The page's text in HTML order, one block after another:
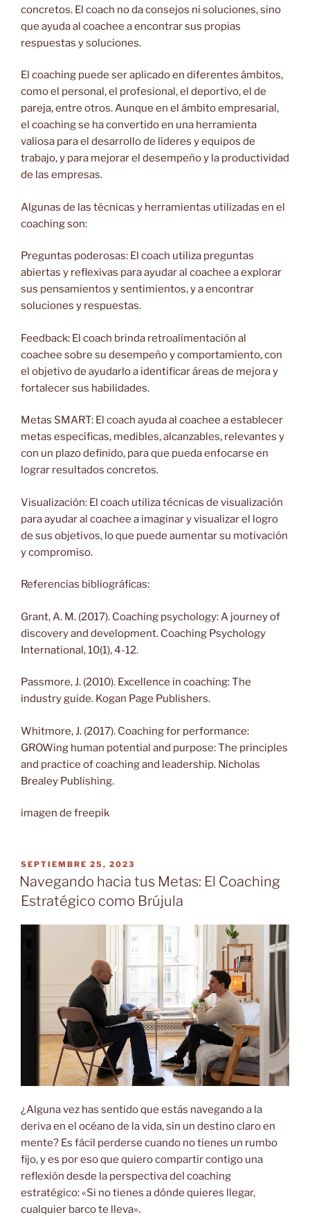
concretos. El coach no da consejos ni soluciones, sino
que ayuda al coachee a encontrar sus propias
respuestas y soluciones.
El coaching puede ser aplicado en diferentes ámbitos,
como el personal, el profesional, el deportivo, el de
pareja, entre otros. Aunque en el ámbito empresarial,
el coaching se ha convertido en una herramienta
valiosa para el desarrollo de líderes y equipos de
trabajo, y para mejorar el desempeño y la productividad
de las empresas.
Algunas de las técnicas y herramientas utilizadas en el
coaching son:
Preguntas poderosas: El coach utiliza preguntas
abiertas y reflexivas para ayudar al coachee a explorar
sus pensamientos y sentimientos, y a encontrar
soluciones y respuestas.
Feedback: El coach brinda retroalimentación al
coachee sobre su desempeño y comportamiento, con
el objetivo de ayudarlo a identificar áreas de mejora y
fortalecer sus habilidades.
Metas SMART: El coach ayuda al coachee a establecer
metas específicas, medibles, alcanzables, relevantes y
con un plazo definido, para que pueda enfocarse en
lograr resultados concretos.
Visualización: El coach utiliza técnicas de visualización
para ayudar al coachee a imaginar y visualizar el logro
de sus objetivos, lo que puede aumentar su motivación
y compromiso.
Referencias bibliográficas:
Grant, A. M. (2017). Coaching psychology: A journey of
discovery and development. Coaching Psychology
International, 10(1), 4-12.
Passmore, J. (2010). Excellence in coaching: The
industry guide. Kogan Page Publishers.
Whitmore, J. (2017). Coaching for performance:
GROWing human potential and purpose: The principles
and practice of coaching and leadership. Nicholas
Brealey Publishing.
imagen de freepik
PUBLICADO
EL
SEPTIEMBRE 25, 2023
Navegando hacia tus Metas: El Coaching
Estratégico como Brújula
¿Alguna vez has sentido que estás navegando a la
deriva en el océano de la vida, sin un destino claro en
mente? Es fácil perderse cuando no tienes un rumbo
fijo, y es por eso que quiero compartir contigo una
reflexión desde la perspectiva del coaching
estratégico: «Si no tienes a dónde quieres llegar,
cualquier barco te lleva».